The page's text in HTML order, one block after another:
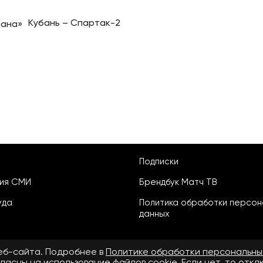
Кубань – Спартак-2
СМИ
Подписки
Брендбук Матч ТВ
Политика обработки
данных
соглашение
сайта. Подробнее в Политике обработки